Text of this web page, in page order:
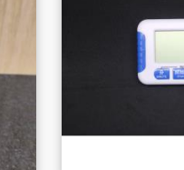
Anda hanya di